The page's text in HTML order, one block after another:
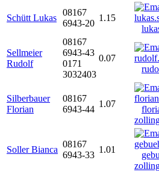
Schütt Lukas
08167
6943-20
1.15
Sellmeier
Rudolf
08167
6943-43
0171
3032403
0.07
Silberbauer
Florian
08167
6943-44
1.07
Soller Bianca
08167
6943-33
1.01